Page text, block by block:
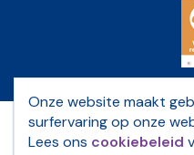
Onze website maakt
surfervaring op onze
Lees ons cookiebeleid